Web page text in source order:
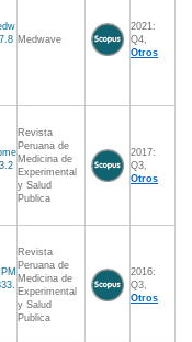
Medwave
2021:
Q4,
Otros
Revista
Peruana de
Medicina de
Experimental
y Salud
Publica
2017:
Q3,
Otros
Revista
Peruana de
Medicina de
Experimental
y Salud
Publica
2016:
Q3,
Otros